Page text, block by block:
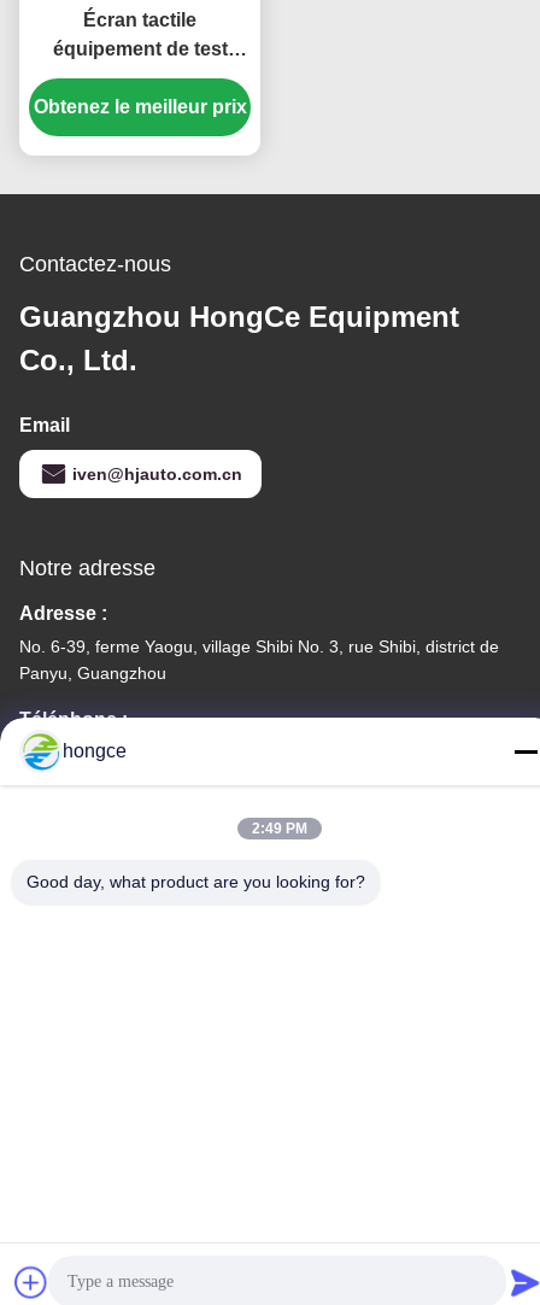
Écran tactile
équipement de test
d'inflammabilité des fils
lumineux pour les
composants électriques
à la norme IEC 60695
Obtenez le meilleur prix
Contactez-nous
Guangzhou HongCe Equipment
Co., Ltd.
Email
iven@hjauto.com.cn
Notre adresse
Adresse :
No. 6-39, ferme Yaogu, village Shibi No. 3, rue Shibi, district de
Panyu, Guangzhou
Téléphone :
86-18998460309
politique de confidentialité |
hongce
2:49 PM
Good day, what product are you looking for?